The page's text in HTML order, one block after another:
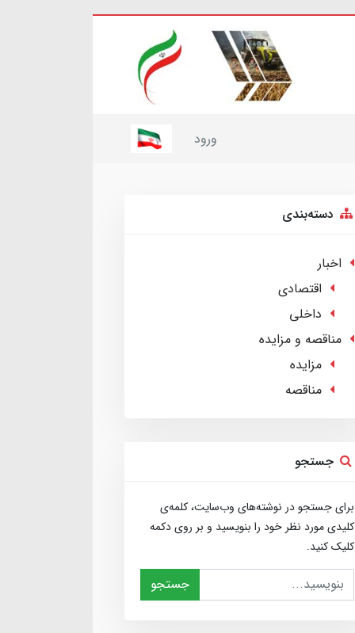
ورود
دسته‌بندی
اخبار
اقتصادی
داخلی
مناقصه و مزایده
مزایده
مناقصه
جستجو
برای جستجو در نوشته‌های وب‌سایت، کلمه‌ی
کلیدی مورد نظر خود را بنویسید و بر روی دکمه
کلیک کنید.
جستجو